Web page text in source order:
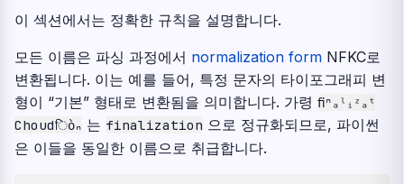
이 섹션에서는 정확한 규칙을 설명합니다.
모든 이름은 파싱 과정에서 normalization form NFKC로
변환됩니다. 이는 예를 들어, 특정 문자의 타이포그래피 변
형이 “기본” 형태로 변환됨을 의미합니다. 가령 ﬁⁿₐˡᵢᶻₐᵗ
Choudिὸₙ 는 finalization 으로 정규화되므로, 파이썬
은 이들을 동일한 이름으로 취급합니다.